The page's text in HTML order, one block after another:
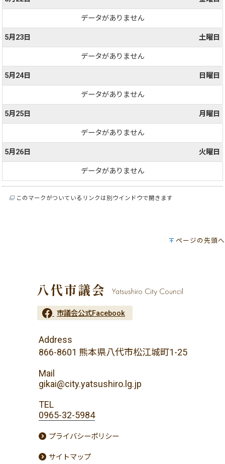
データがありません
5月23日 土曜日
データがありません
5月24日 日曜日
データがありません
5月25日 月曜日
データがありません
5月26日 火曜日
データがありません
このマークがついているリンクは別ウインドウで開きます
ページの先頭へ
市議会公式Facebook
Address
866-8601 熊本県八代市松江城町1-25
Mail
gikai@city.yatsushiro.lg.jp
TEL
0965-32-5984
プライバシーポリシー
サイトマップ